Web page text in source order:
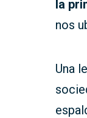
la
nos
Una